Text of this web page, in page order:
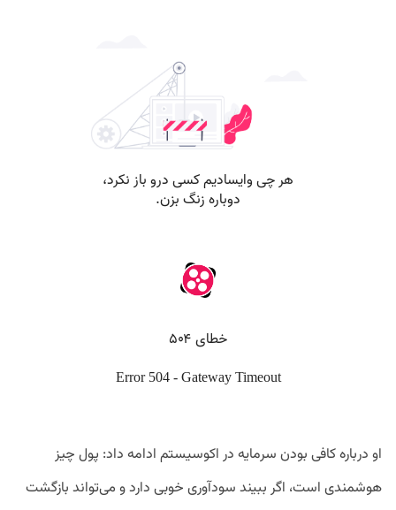
او درباره کافی بودن سرمایه در اکوسیستم ادامه داد: پول چیز
هوشمندی است، اگر ببیند سودآوری خوبی دارد و می‌تواند بازگشت